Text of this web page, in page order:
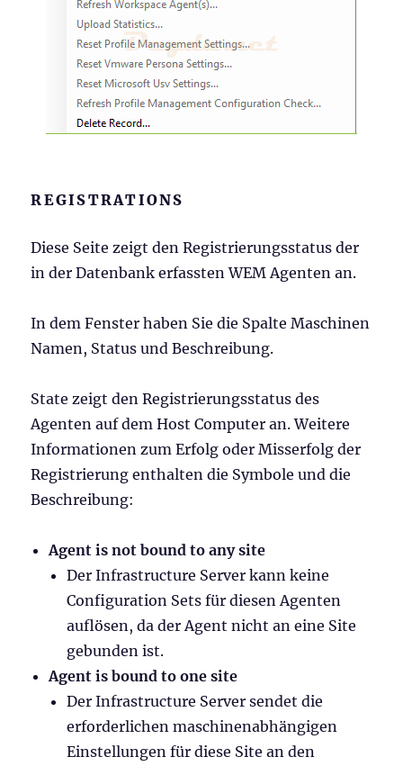
REGISTRATIONS
Diese Seite zeigt den Registrierungsstatus der
in der Datenbank erfassten WEM Agenten an.
In dem Fenster haben Sie die Spalte Maschinen
Namen, Status und Beschreibung.
State zeigt den Registrierungsstatus des
Agenten auf dem Host Computer an. Weitere
Informationen zum Erfolg oder Misserfolg der
Registrierung enthalten die Symbole und die
Beschreibung:
Agent is not bound to any site
Der Infrastructure Server kann keine
Configuration Sets für diesen Agenten
auflösen, da der Agent nicht an eine Site
gebunden ist.
Agent is bound to one site
Der Infrastructure Server sendet die
erforderlichen maschinenabhängigen
Einstellungen für diese Site an den